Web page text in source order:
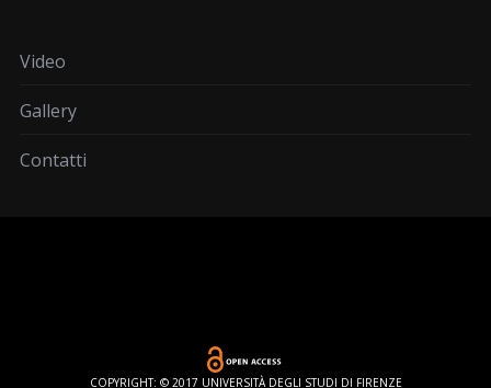
Video
Gallery
Contatti
COPYRIGHT: © 2017 UNIVERSITÀ DEGLI STUDI DI FIRENZE